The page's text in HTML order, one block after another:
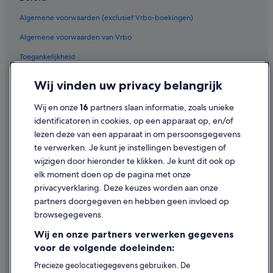
Apollo Hotels & Resorts in Den Haag
Moxy-Hotels in Den Haag
Van der Valk Hotels in Centrum van Den Haag
Aparthotels in Den Haag
Blokhutten in Den Haag
Cottages in Den Haag
Residenties in Den Haag
B&B in Den Haag
Woonboten in Den Haag
Villa's in Den Haag
Herbergen in Den Haag
Particuliere vakantiehuizen in Den Haag
Algemene voorwaarden (exclusief Vrbo-boekingen)
Algemene voorwaarden van Vrbo
Toegankelijkheid
Gebruiksvoorwaarden
Juridische informatie/Contact
Inhoudsrichtlijnen en inhoud rapporteren
Hulp
Contact
Restitutieproces en tijdsbestek
Boek een vlucht met airlinetegoed
Wij vinden uw privacy belangrijk
Wij en onze16 partners slaan informatie, zoals unieke
identificatoren in cookies, op een apparaat op, en/of
lezen deze van een apparaat in om persoonsgegevens
te verwerken. Je kunt je instellingen bevestigen of
wijzigen door hieronder te klikken. Je kunt dit ook op
elk moment doen op de pagina met onze
privacyverklaring. Deze keuzes worden aan onze
partners doorgegeven en hebben geen invloed op
browsegegevens.
Wij en onze partners verwerken gegevens
voor de volgende doeleinden:
Precieze geolocatiegegevens gebruiken. De